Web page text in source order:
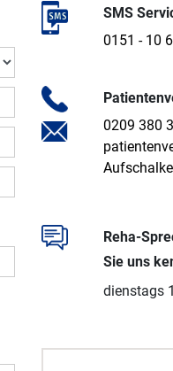
SMS
0151 - 10
0209 380
Reha-
Sie uns
dienstags